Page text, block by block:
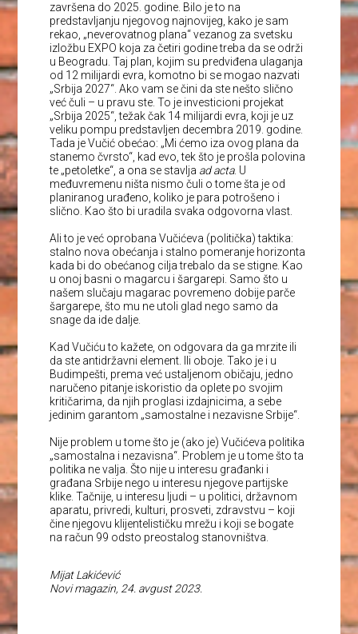
završena do 2025. godine. Bilo je to na
predstavljanju njegovog najnovijeg, kako je sam
rekao, „neverovatnog plana“ vezanog za svetsku
izložbu EXPO koja za četiri godine treba da se održi
u Beogradu. Taj plan, kojim su predviđena ulaganja
od 12 milijardi evra, komotno bi se mogao nazvati
„Srbija 2027“. Ako vam se čini da ste nešto slično
već čuli – u pravu ste. To je investicioni projekat
„Srbija 2025“, težak čak 14 milijardi evra, koji je uz
veliku pompu predstavljen decembra 2019. godine.
Tada je Vučić obećao: „Mi ćemo iza ovog plana da
stanemo čvrsto“, kad evo, tek što je prošla polovina
te „petoletke“, a ona se stavlja ad acta. U
međuvremenu ništa nismo čuli o tome šta je od
planiranog urađeno, koliko je para potrošeno i
slično. Kao što bi uradila svaka odgovorna vlast.
Ali to je već oprobana Vučićeva (politička) taktika:
stalno nova obećanja i stalno pomeranje horizonta
kada bi do obećanog cilja trebalo da se stigne. Kao
u onoj basni o magarcu i šargarepi. Samo što u
našem slučaju magarac povremeno dobije parče
šargarepe, što mu ne utoli glad nego samo da
snage da ide dalje.
Kad Vučiću to kažete, on odgovara da ga mrzite ili
da ste antidržavni element. Ili oboje. Tako je i u
Budimpešti, prema već ustaljenom običaju, jedno
naručeno pitanje iskoristio da oplete po svojim
kritičarima, da njih proglasi izdajnicima, a sebe
jedinim garantom „samostalne i nezavisne Srbije“.
Nije problem u tome što je (ako je) Vučićeva politika
„samostalna i nezavisna“. Problem je u tome što ta
politika ne valja. Što nije u interesu građanki i
građana Srbije nego u interesu njegove partijske
klike. Tačnije, u interesu ljudi – u politici, državnom
aparatu, privredi, kulturi, prosveti, zdravstvu – koji
čine njegovu klijentelističku mrežu i koji se bogate
na račun 99 odsto preostalog stanovništva.
Mijat Lakićević
Novi magazin, 24. avgust 2023.